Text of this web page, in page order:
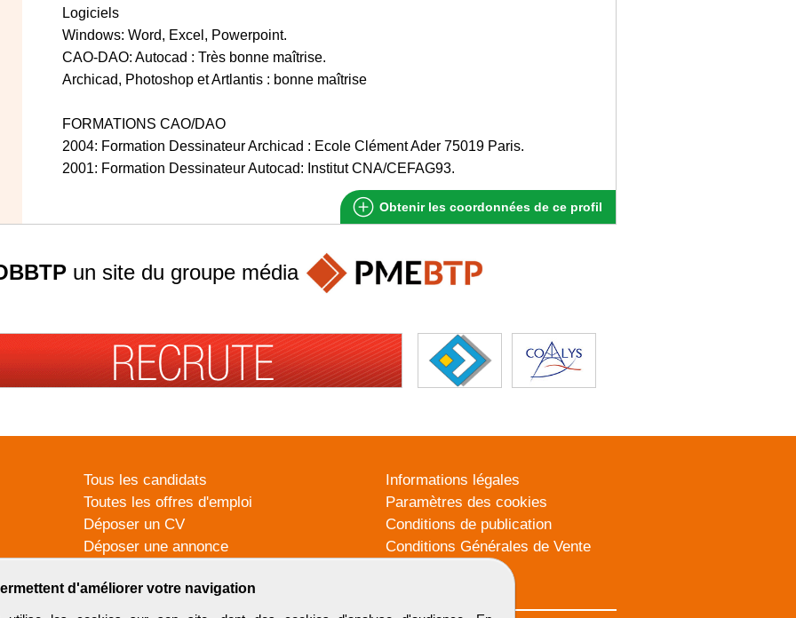
Logiciels
Windows: Word, Excel, Powerpoint.
CAO-DAO: Autocad : Très bonne maîtrise.
Archicad, Photoshop et Artlantis : bonne maîtrise
FORMATIONS CAO/DAO
2004: Formation Dessinateur Archicad : Ecole Clément Ader 75019 Paris.
2001: Formation Dessinateur Autocad: Institut CNA/CEFAG93.
Obtenir les coordonnées de ce profil
d'améliorer votre navigation
un site du groupe média
Tous les candidats
Toutes les offres d'emploi
Déposer un CV
Déposer une annonce
Informations légales
Paramètres des cookies
Conditions de publication
Conditions Générales de Vente